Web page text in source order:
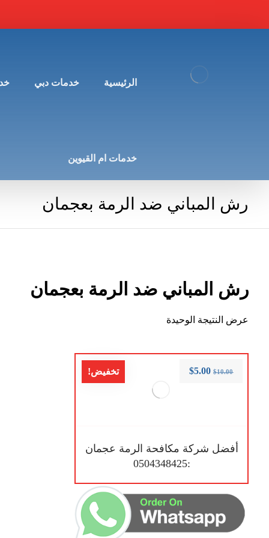
الرئيسية خدمات دبي
خدمات ام القيوين
رش المباني ضد الرمة بعجمان
رش المباني ضد الرمة بعجمان
عرض النتيجة الوحيدة
تخفيض!
أفضل شركة مكافحة الرمة عجمان
:0504348425
$10.00
$5.00